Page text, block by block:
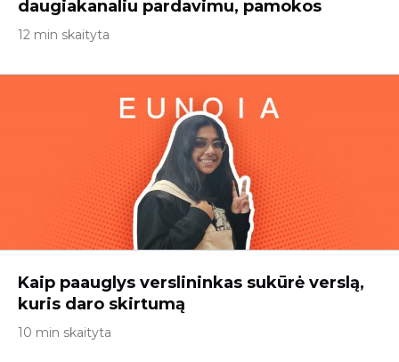
daugiakanaliu pardavimu, pamokos
12 min skaityta
Kaip paauglys verslininkas sukūrė verslą,
kuris daro skirtumą
10 min skaityta